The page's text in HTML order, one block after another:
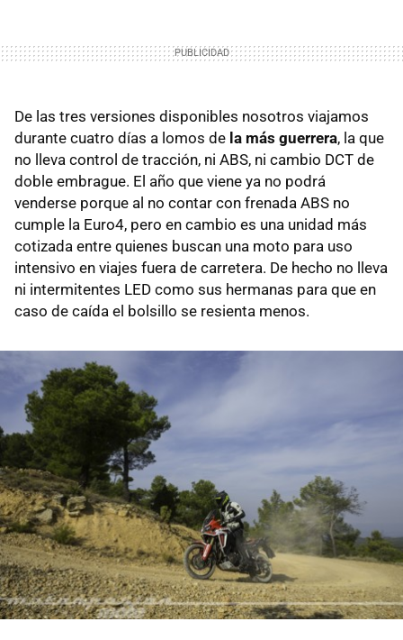
De las tres versiones disponibles nosotros viajamos
durante cuatro días a lomos de la más guerrera, la que
no lleva control de tracción, ni ABS, ni cambio DCT de
doble embrague. El año que viene ya no podrá
venderse porque al no contar con frenada ABS no
cumple la Euro4, pero en cambio es una unidad más
cotizada entre quienes buscan una moto para uso
intensivo en viajes fuera de carretera. De hecho no lleva
ni intermitentes LED como sus hermanas para que en
caso de caída el bolsillo se resienta menos.